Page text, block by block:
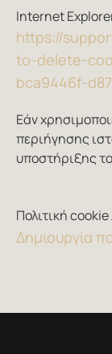
Internet
https://
to-delete-
bca9446f-
Εάν
περιήγησης
υποστήριξης
Πολιτική
Δημιουργία